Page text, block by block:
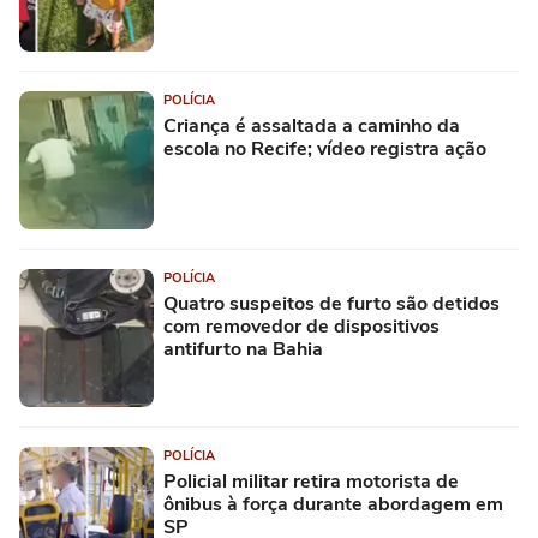
POLÍCIA
Criança é assaltada a caminho da
escola no Recife; vídeo registra ação
POLÍCIA
Quatro suspeitos de furto são detidos
com removedor de dispositivos
antifurto na Bahia
POLÍCIA
Policial militar retira motorista de
ônibus à força durante abordagem em
SP